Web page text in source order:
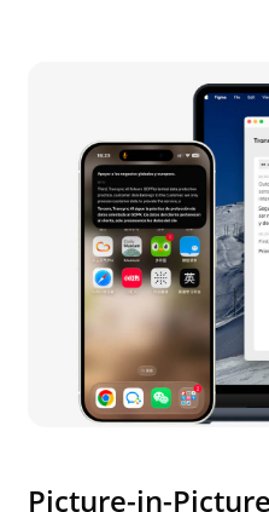
Picture-in-